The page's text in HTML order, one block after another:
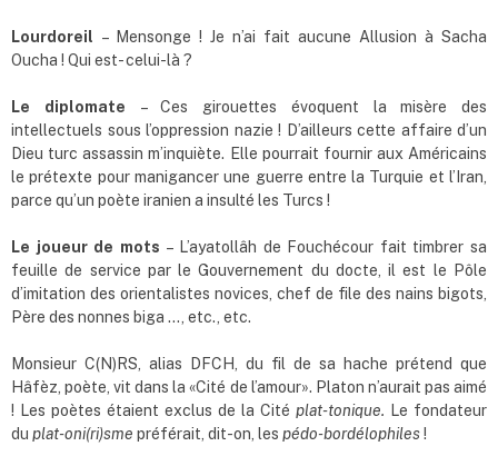
Lourdoreil – Mensonge ! Je n’ai fait aucune Allusion à Sacha
Oucha ! Qui est- celui-là ?
Le diplomate – Ces girouettes évoquent la misère des
intellectuels sous l’oppression nazie ! D’ailleurs cette affaire d’un
Dieu turc assassin m’inquiète. Elle pourrait fournir aux Américains
le prétexte pour manigancer une guerre entre la Turquie et l’Iran,
parce qu’un poète iranien a insulté les Turcs !
Le joueur de mots – L’ayatollâh de Fouchécour fait timbrer sa
feuille de service par le Gouvernement du docte, il est le Pôle
d’imitation des orientalistes novices, chef de file des nains bigots,
Père des nonnes biga …, etc., etc.
Monsieur C(N)RS, alias DFCH, du fil de sa hache prétend que
Hâfèz, poète, vit dans la «Cité de l’amour». Platon n’aurait pas aimé
! Les poètes étaient exclus de la Cité plat-tonique. Le fondateur
du plat-oni(ri)sme préférait, dit-on, les pédo-bordélophiles!